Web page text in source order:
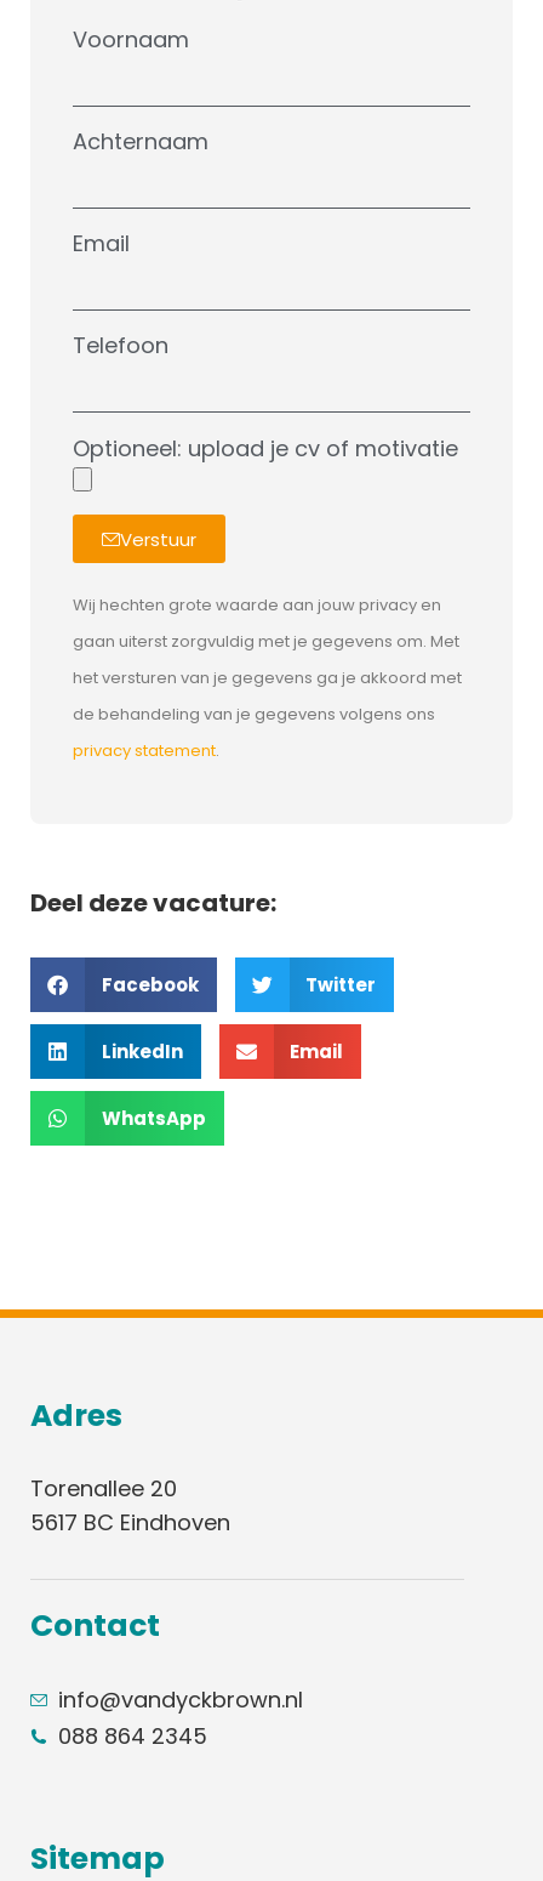
Voornaam
Achternaam
Email
Telefoon
Optioneel: upload je cv of motivatie
Verstuur
Wij hechten grote waarde aan jouw privacy en
gaan uiterst zorgvuldig met je gegevens om. Met
het versturen van je gegevens ga je akkoord met
de behandeling van je gegevens volgens ons
privacy statement.
Deel deze vacature:
Facebook Twitter
LinkedIn Email
WhatsApp
Adres
Torenallee 20
5617 BC Eindhoven
Contact
info@vandyckbrown.nl
088 864 2345
Sitemap